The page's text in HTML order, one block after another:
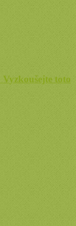
toto